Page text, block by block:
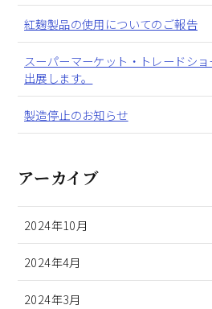
紅麹製品の使用についてのご報告
スーパーマーケット・トレードシ
出展します。
製造停止のお知らせ
アーカイブ
2024年10月
2024年4月
2024年3月